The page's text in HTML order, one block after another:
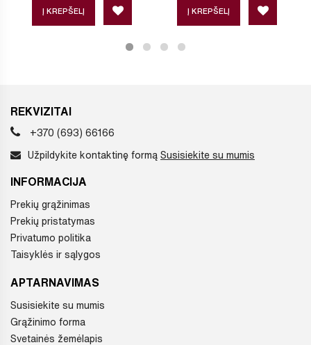
Į KREPŠELĮ Į KREPŠELĮ
REKVIZITAI
+370 (693) 66166
Užpildykite kontaktinę formą Susisiekite su mumis
INFORMACIJA
Prekių grąžinimas
Prekių pristatymas
Privatumo politika
Taisyklės ir sąlygos
APTARNAVIMAS
Susisiekite su mumis
Grąžinimo forma
Svetainės žemėlapis